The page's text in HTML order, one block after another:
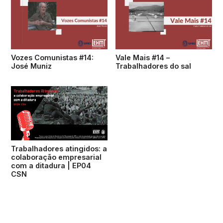
Vozes Comunistas #14:
José Muniz
Vale Mais #14 –
Trabalhadores do sal
Trabalhadores atingidos: a
colaboração empresarial
com a ditadura | EP04
CSN